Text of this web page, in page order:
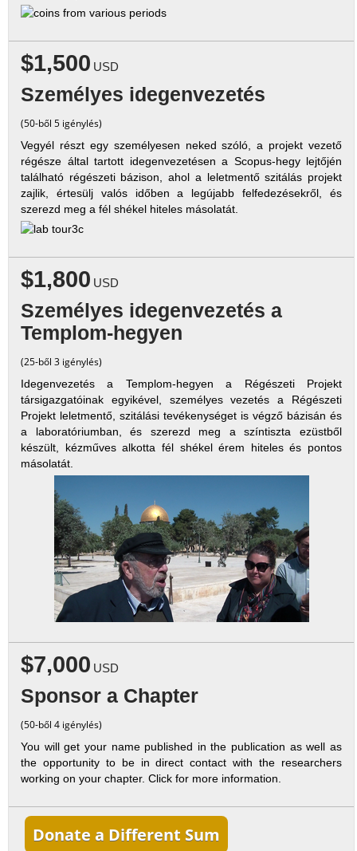
$1,500 USD
Személyes idegenvezetés
(50-ből 5 igénylés)
Vegyél részt egy személyesen neked szóló, a projekt vezető
régésze által tartott idegenvezetésen a Scopus-hegy lejtőjén
található régészeti bázison, ahol a leletmentő szitálás projekt
zajlik, értesülj valós időben a legújabb felfedezésekről, és
szerezd meg a fél shékel hiteles másolatát.
$1,800 USD
Személyes idegenvezetés a
Templom-hegyen
(25-ből 3 igénylés)
Idegenvezetés a Templom-hegyen a Régészeti Projekt
társigazgatóinak egyikével, személyes vezetés a Régészeti
Projekt leletmentő, szitálási tevékenységet is végző bázisán és
a laboratóriumban, és szerezd meg a színtiszta ezüstből
készült, kézműves alkotta fél shékel érem hiteles és pontos
másolatát.
$7,000 USD
Sponsor a Chapter
(50-ből 4 igénylés)
You will get your name published in the publication as well as
the opportunity to be in direct contact with the researchers
working on your chapter. Click for more information.
Donate a Different Sum